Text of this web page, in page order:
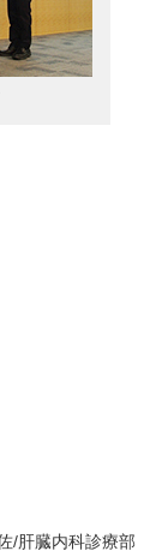
/肝臓内科診療部